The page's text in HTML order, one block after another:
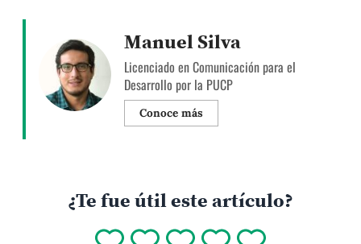
Manuel Silva
Licenciado en Comunicación para el
Desarrollo por la PUCP
Conoce más
¿Te fue útil este artículo?